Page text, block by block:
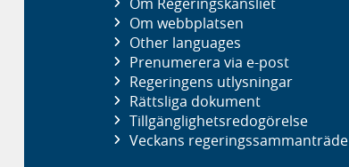
Om webbplatsen
Other languages
Prenumerera via e-post
Regeringens utlysningar
Rättsliga dokument
Tillgänglighetsredogörelse
Veckans regeringssammanträde